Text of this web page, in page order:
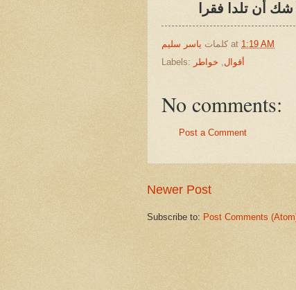
أن تلدا فقرا
كلمات ياسر سليم at 1:19 AM
Labels:
أقوال, خواطر
No comments:
Post a Comment
Newer Post
Subscribe to: Post Comments